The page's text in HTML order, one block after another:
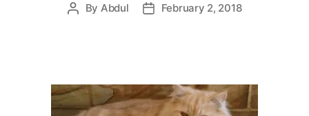
Post
By Abdul
PostFebruary 2, 2018